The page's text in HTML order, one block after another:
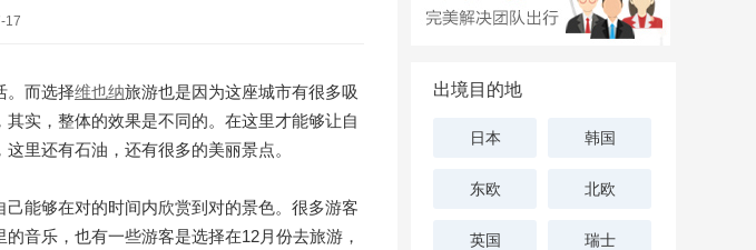
17
。而选择维也纳旅游也是因为这座城市有很多吸
实，整体的效果是不同的。在这里才能够让自
里还有石油，还有很多的美丽景点。
能够在对的时间内欣赏到对的景色。很多游客
音乐，也有一些游客是选择在12月份去旅游，
出境目的地
日本 韩国
东欧 北欧
英国 瑞士